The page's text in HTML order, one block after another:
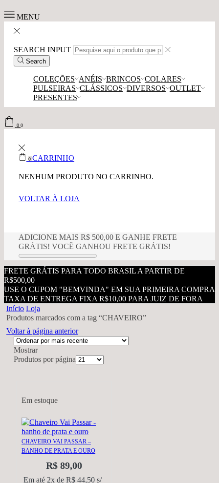
MENU
SEARCH INPUT
Search
COLEÇÕES ANÉIS BRINCOS COLARES
PULSEIRAS CLÁSSICOS DIVERSOS OUTLET
PRESENTES
00
0 CARRINHO
NENHUM PRODUTO NO CARRINHO.
VOLTAR À LOJA
ADICIONE MAIS R$ 500,00 E GANHE FRETE
GRÁTIS! VOCÊ GANHOU FRETE GRÁTIS!
FRETE GRÁTIS PARA TODO BRASIL A PARTIR DE
R$500,00
USE O CUPOM "BEMVINDA" EM SUA PRIMEIRA COMPRA
TAXA DE ENTREGA FIXA R$10,00 PARA JUIZ DE FORA
Início Loja
Produtos marcados com a tag “CHAVEIRO”
Voltar à página anterior
Mostrar
Produtos por página
Em estoque
CHAVEIRO VAI PASSAR –
BANHO DE PRATA E OURO
R$ 89,00
Em até 2x de R$ 44,50 s/